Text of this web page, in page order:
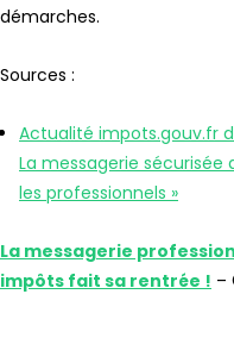
démarches.
Sources :
Actualité impots.gouv.fr
La messagerie
les professionnels »
La messagerie
impôts fait sa rentrée ! –